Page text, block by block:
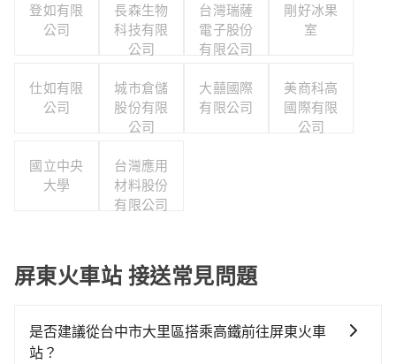
登如有限
公司
長森生物
科技有限
公司
台灣瑞薩
電子股份
有限公司
剛好冰果
室
仕如有限
公司
城市倉儲
股份有限
公司
大囍國際
有限公司
美商科高
國際有限
公司
國立中央
大學
台灣應用
材料股份
有限公司
屏東火車站 接送常見問題
是否建議從台中市大里區搭乘高鐵前往屏東火車
站？